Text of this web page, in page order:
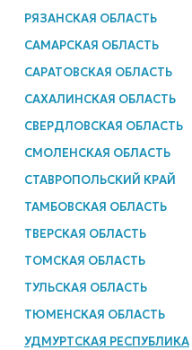
РЯЗАНСКАЯ ОБЛАСТЬ
САМАРСКАЯ ОБЛАСТЬ
САРАТОВСКАЯ ОБЛАСТЬ
САХАЛИНСКАЯ ОБЛАСТЬ
СВЕРДЛОВСКАЯ ОБЛАСТЬ
СМОЛЕНСКАЯ ОБЛАСТЬ
СТАВРОПОЛЬСКИЙ КРАЙ
ТАМБОВСКАЯ ОБЛАСТЬ
ТВЕРСКАЯ ОБЛАСТЬ
ТОМСКАЯ ОБЛАСТЬ
ТУЛЬСКАЯ ОБЛАСТЬ
ТЮМЕНСКАЯ ОБЛАСТЬ
УДМУРТСКАЯ РЕСПУБЛИКА